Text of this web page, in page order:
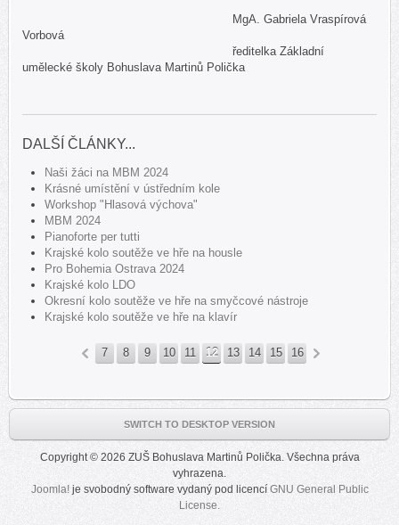
MgA. Gabriela Vraspírová
Vorbová
ředitelka Základní
umělecké školy Bohuslava Martinů Polička
DALŠÍ ČLÁNKY...
Naši žáci na MBM 2024
Krásné umístění v ústředním kole
Workshop "Hlasová výchova"
MBM 2024
Pianoforte per tutti
Krajské kolo soutěže ve hře na housle
Pro Bohemia Ostrava 2024
Krajské kolo LDO
Okresní kolo soutěže ve hře na smyčcové nástroje
Krajské kolo soutěže ve hře na klavír
«
7 8 9 10 11 12 13 14 15 16
SWITCH TO DESKTOP VERSION
Copyright © 2026 ZUŠ Bohuslava Martinů Polička. Všechna práva
vyhrazena.
Joomla!je svobodný software vydaný pod licencí GNU General Public
License.